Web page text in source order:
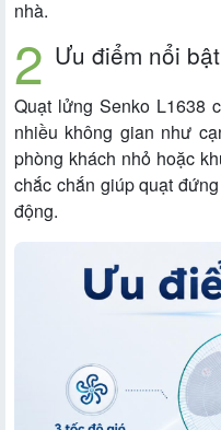
nhà.
Ưu điểm nổi bật
Quạt lửng Senko L1638
nhiều không gian như
phòng khách nhỏ hoặc
chắc chắn giúp quạt
động.